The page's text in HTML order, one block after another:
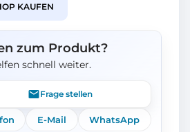
KAUFEN
zum Produkt?
schnell weiter.
Frage stellen
E-Mail WhatsApp